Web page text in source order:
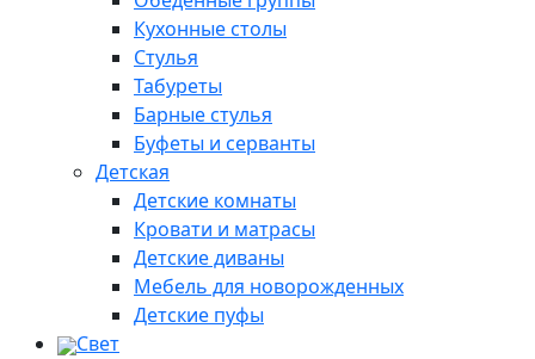
Кухонные столы
Стулья
Табуреты
Барные стулья
Буфеты и серванты
Детская
Детские комнаты
Кровати и матрасы
Детские диваны
Мебель для новорожденных
Детские пуфы
Свет